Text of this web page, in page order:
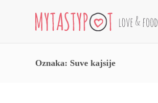
Oznaka: Suve kajsije